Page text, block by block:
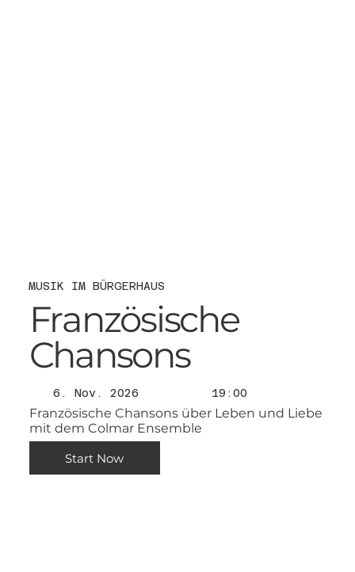
MUSIK IM BÜRGERHAUS
Französische
Chansons
6. Nov. 2026 19:00
Französische Chansons über Leben und Liebe
mit dem Colmar Ensemble
Start Now